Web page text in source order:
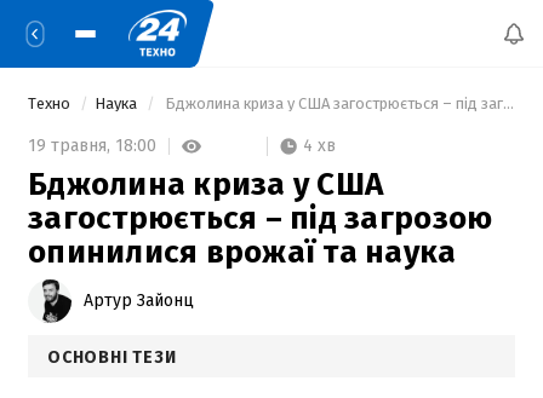
Техно Наука Бджолина криза у США загострюється – під загрозою опинилися врожаї та наука
19 травня, 18:00 4 хв
Бджолина криза у США
загострюється – під загрозою
опинилися врожаї та наука
Артур Зайонц
ОСНОВНІ ТЕЗИ